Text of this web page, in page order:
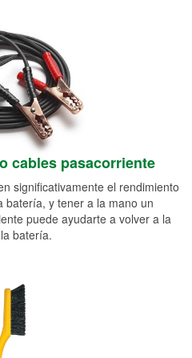
cables pasacorriente
significativamente el rendimiento
batería, y tener a la mano un
puede ayudarte a volver a la
batería.